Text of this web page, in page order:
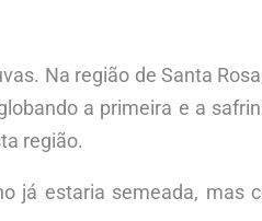
Na região de Santa
a primeira e a
região.
já estaria semeada, mas